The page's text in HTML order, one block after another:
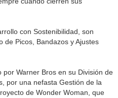
con Sostenibilidad, son
de Picos, Bandazos y Ajustes
Warner Bros en su División de
por una nefasta Gestión de la
de Wonder Woman, que